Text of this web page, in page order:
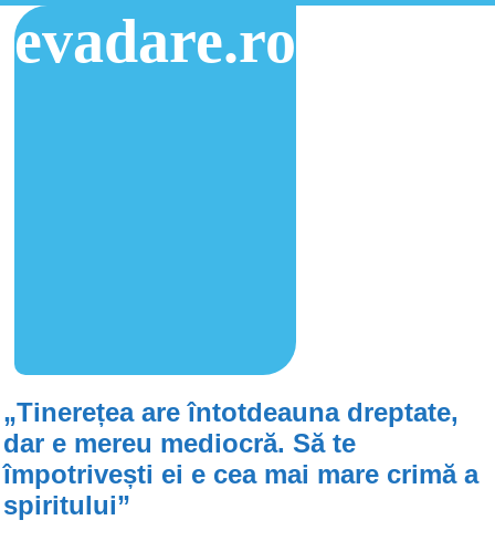
evadare.ro
„Tinerețea are întotdeauna dreptate,
dar e mereu mediocră. Să te
împotrivești ei e cea mai mare crimă a
spiritului”